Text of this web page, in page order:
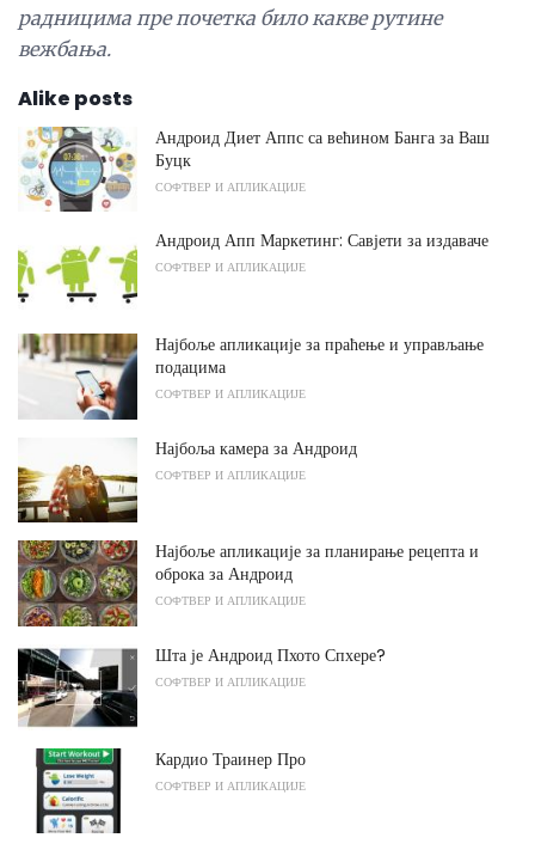
радницима пре почетка било какве рутине
вежбања.
Alike posts
Андроид Диет Аппс са већином Банга за Ваш
Буцк
СОФТВЕР И АПЛИКАЦИЈЕ
Андроид Апп Маркетинг: Савјети за издаваче
СОФТВЕР И АПЛИКАЦИЈЕ
Најбоље апликације за праћење и управљање
подацима
СОФТВЕР И АПЛИКАЦИЈЕ
Најбоља камера за Андроид
СОФТВЕР И АПЛИКАЦИЈЕ
Најбоље апликације за планирање рецепта и
оброка за Андроид
СОФТВЕР И АПЛИКАЦИЈЕ
Шта је Андроид Пхото Спхере?
СОФТВЕР И АПЛИКАЦИЈЕ
Кардио Траинер Про
СОФТВЕР И АПЛИКАЦИЈЕ